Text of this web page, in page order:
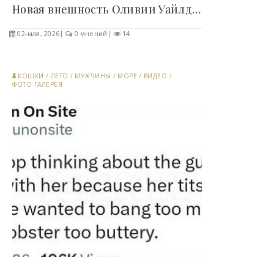
Новая внешность Оливии Уайлд вызвала волну..
02-мая, 2026 0 мнений 14
КОШКИ / ЛЕТО / МУЖЧИНЫ / МОРЕ / ВИДЕО /
ФОТО ГАЛЕРЕЯ